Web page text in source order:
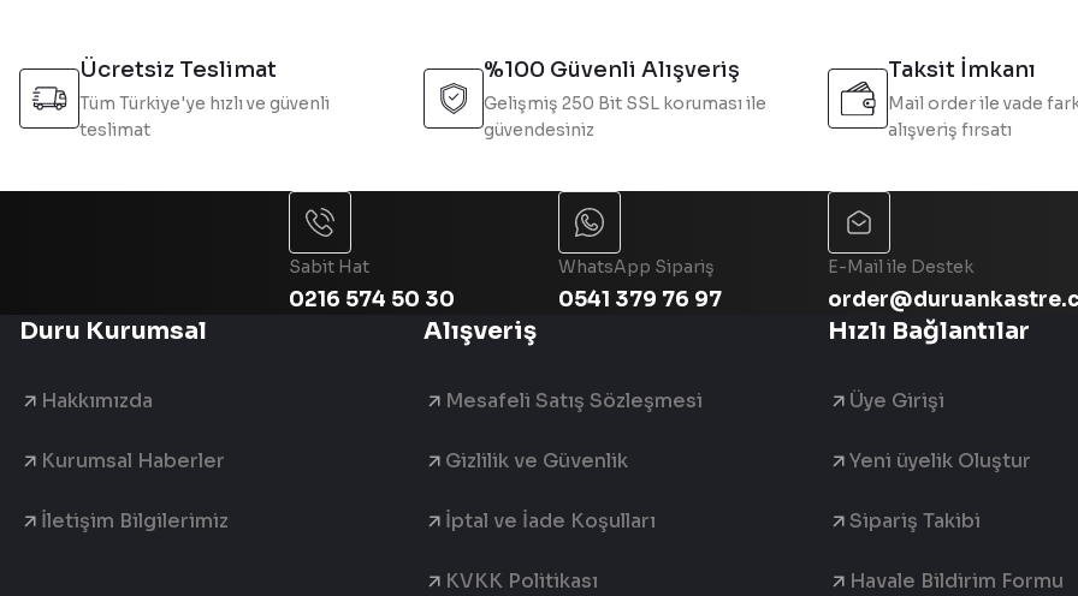
Bu ürüne benzer farklı alternatifler olmalı.
Ücretsiz Teslimat
Tüm Türkiye'ye hızlı ve güvenli
teslimat
%100 Güvenli Alışveriş
Gelişmiş 250 Bit SSL koruması ile
güvendesiniz
Taksit İmkanı
Mail order ile vade
alışveriş fırsatı
Sabit Hat
0216 574 50 30
WhatsApp Sipariş
0541 379 76 97
E-Mail ile Destek
Duru Kurumsal
Hakkımızda
Kurumsal Haberler
İletişim Bilgilerimiz
Alışveriş
Mesafeli Satış Sözleşmesi
Gizlilik ve Güvenlik
İptal ve İade Koşulları
KVKK Politikası
Hızlı Bağlantılar
Üye Girişi
Yeni üyelik Oluştur
Sipariş Takibi
Havale Bildirim Formu